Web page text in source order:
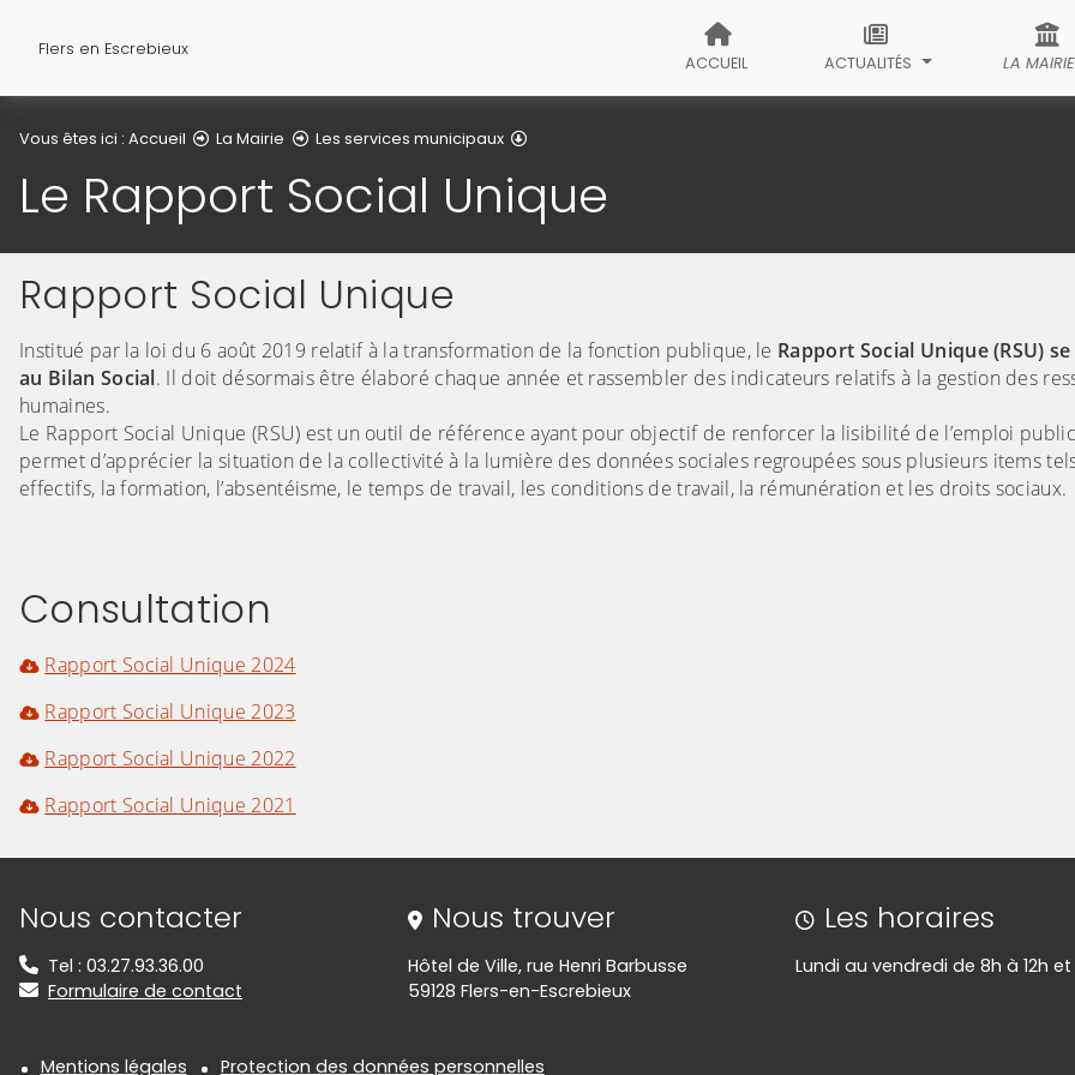
Flers en Escrebieux
ACCUEIL ACTUALITÉS LA
Vous êtes ici : Accueil La Mairie Les services municipaux
Le Rapport Social Unique
Rapport Social Unique
Institué par la loi du 6 août 2019 relatif à la transformation de la fonction publique, le Rapport Social Unique (RSU)
au Bilan Social. Il doit désormais être élaboré chaque année et rassembler des indicateurs relatifs à la gestion des
humaines.
Le Rapport Social Unique (RSU) est un outil de référence ayant pour objectif de renforcer la lisibilité de l’emploi
permet d’apprécier la situation de la collectivité à la lumière des données sociales regroupées sous plusieurs items
effectifs, la formation, l’absentéisme, le temps de travail, les conditions de travail, la rémunération et les droits sociaux.
Consultation
Rapport Social Unique 2024
Rapport Social Unique 2023
Rapport Social Unique 2022
Rapport Social Unique 2021
Informations de contact
Nous contacter
Tel : 03.27.93.36.00
Formulaire de contact
Nous trouver
Hôtel de Ville, rue Henri Barbusse
59128 Flers-en-Escrebieux
Les horaires
Lundi au vendredi de 8h à 12h et
Mentions légales Protection des données personnelles